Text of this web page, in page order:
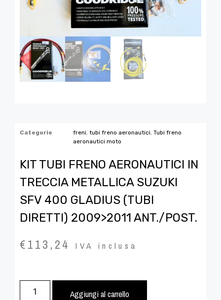
Categorie freni, tubi freno aeronautici, Tubi freno
aeronautici moto
KIT TUBI FRENO AERONAUTICI IN
TRECCIA METALLICA SUZUKI
SFV 400 GLADIUS (TUBI
DIRETTI) 2009>2011 ANT./POST.
€113,24 IVA inclusa
Aggiungi al carrello